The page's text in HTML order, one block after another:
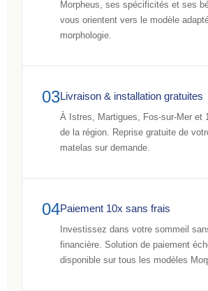
Morpheus, ses spécificités et ses
vous orientent vers le modèle
morphologie.
03Livraison & installation gratuites
À Istres, Martigues, Fos-sur-Mer et
de la région. Reprise gratuite de
matelas sur demande.
04Paiement 10x sans frais
Investissez dans votre sommeil
financière. Solution de paiement
disponible sur tous les modèles